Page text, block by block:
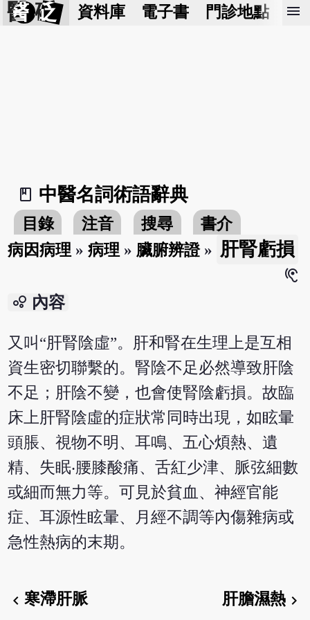
醫 砭 資料庫 電子書 門診地點 預
menu
book_2
中醫名詞術語辭典
目錄 注音 搜尋
書介
病因病理 »病理 » 臟腑辨證» 肝腎虧損
hearing
bubble_chart 內容
又叫“肝腎陰虛”。肝和腎在生理上是互相
資生密切聯繫的。腎陰不足必然導致肝陰
不足；肝陰不變，也會使腎陰虧損。故臨
床上肝腎陰虛的症狀常同時出現，如眩暈
頭脹、視物不明、耳鳴、五心煩熱、遺
精、失眠‧腰膝酸痛、舌紅少津、脈弦細數
或細而無力等。可見於貧血、神經官能
症、耳源性眩暈、月經不調等內傷雜病或
急性熱病的末期。
chevron_left寒滯肝脈 肝膽濕熱chevron_right